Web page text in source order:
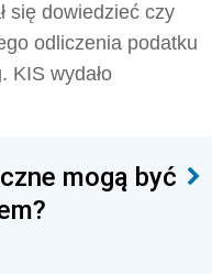
się dowiedzieć czy
odliczenia podatku
KIS wydało
mogą być